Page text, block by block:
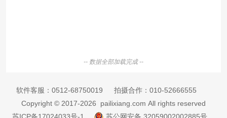
-- 数据全部加载完成 --
软件客服： 0512-68750019 拍摄合作： 010-52666555
Copyright © 2017-2026 pailixiang.com All rights reserved
苏ICP备17024033号-1
苏公网安备 32059002002885号